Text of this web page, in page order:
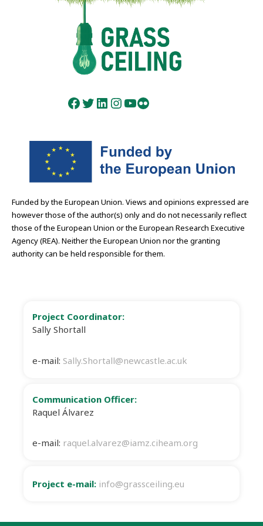
Facebook
Twitter
LinkedIn
Instagram
YouTube
Flickr
Funded by the European Union. Views and opinions expressed are
however those of the author(s) only and do not necessarily reflect
those of the European Union or the European Research Executive
Agency (REA). Neither the European Union nor the granting
authority can be held responsible for them.
Project Coordinator:
Sally Shortall
e-mail: Sally.Shortall@newcastle.ac.uk
Communication Officer:
Raquel Álvarez
e-mail: raquel.alvarez@iamz.ciheam.org
Project e-mail: info@grassceiling.eu